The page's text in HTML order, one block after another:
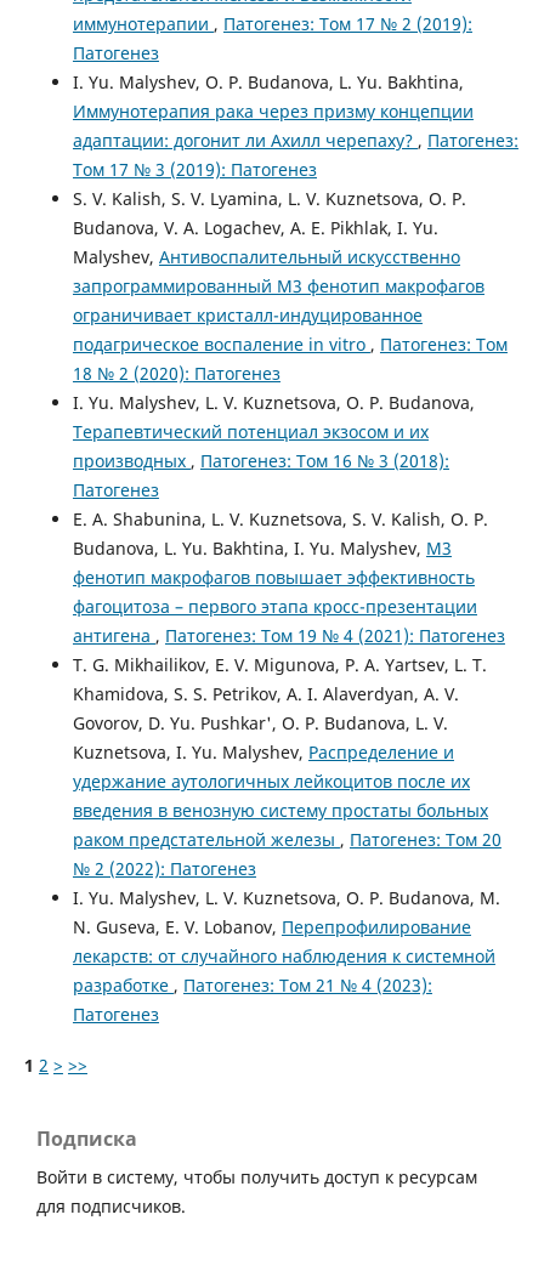
иммунотерапии , Патогенез: Том 17 № 2 (2019):
Патогенез
I. Yu. Malyshev, O. P. Budanova, L. Yu. Bakhtina,
Иммунотерапия рака через призму концепции
адаптации: догонит ли Ахилл черепаху? , Патогенез:
Том 17 № 3 (2019): Патогенез
S. V. Kalish, S. V. Lyamina, L. V. Kuznetsova, O. P.
Budanova, V. A. Logachev, A. E. Pikhlak, I. Yu.
Malyshev, Антивоспалительный искусственно
запрограммированный М3 фенотип макрофагов
ограничивает кристалл-индуцированное
подагрическое воспаление in vitro , Патогенез: Том
18 № 2 (2020): Патогенез
I. Yu. Malyshev, L. V. Kuznetsova, O. P. Budanova,
Терапевтический потенциал экзосом и их
производных , Патогенез: Том 16 № 3 (2018):
Патогенез
E. A. Shabunina, L. V. Kuznetsova, S. V. Kalish, O. P.
Budanova, L. Yu. Bakhtina, I. Yu. Malyshev, М3
фенотип макрофагов повышает эффективность
фагоцитоза – первого этапа кросс-презентации
антигена , Патогенез: Том 19 № 4 (2021): Патогенез
T. G. Mikhailikov, E. V. Migunova, P. A. Yartsev, L. T.
Khamidova, S. S. Petrikov, A. I. Alaverdyan, A. V.
Govorov, D. Yu. Pushkar', O. P. Budanova, L. V.
Kuznetsova, I. Yu. Malyshev, Распределение и
удержание аутологичных лейкоцитов после их
введения в венозную систему простаты больных
раком предстательной железы , Патогенез: Том 20
№ 2 (2022): Патогенез
I. Yu. Malyshev, L. V. Kuznetsova, O. P. Budanova, M.
N. Guseva, E. V. Lobanov, Перепрофилирование
лекарств: от случайного наблюдения к системной
разработке , Патогенез: Том 21 № 4 (2023):
Патогенез
1 2 > >>
Подписка
Войти в систему, чтобы получить доступ к ресурсам
для подписчиков.